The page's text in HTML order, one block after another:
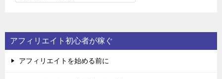
リ
ー
アフィリエイト初心者が稼ぐ
アフィリエイトを始める前に